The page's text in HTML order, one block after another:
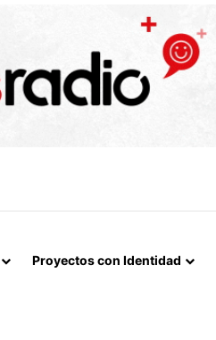
HACIA LA NORMALIZACIÓN DE
Proyectos con Identidad